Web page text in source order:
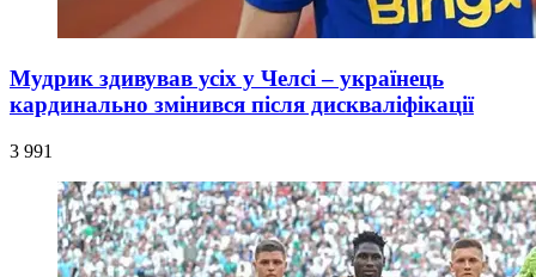
Мудрик здивував усіх у Челсі – українець
кардинально змінився після дискваліфікації
3 991